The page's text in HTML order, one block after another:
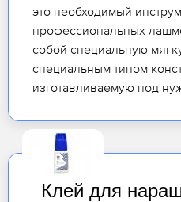
это необходимый
профессиональных
собой специальную
специальным типом
изготавливаемую под
Клей для